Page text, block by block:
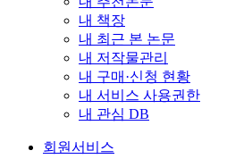
내 책장
내 최근 본 논문
내 저작물관리
내 구매·신청 현황
내 서비스 사용권한
내 관심 DB
회원서비스